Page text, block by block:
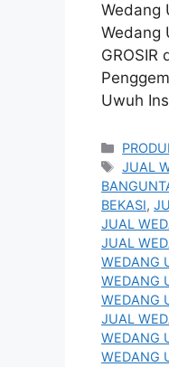
Wedang
Wedang
Uwuh
Tag
JUAL
BEKASI,
JUAL
JUAL
WEDANG
WEDANG
WEDANG
JUAL
WEDANG
WEDANG